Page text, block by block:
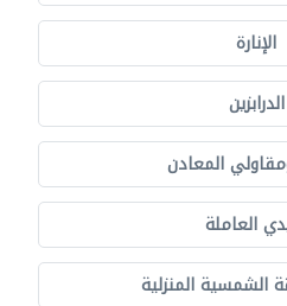
الإنارة
الدرابزين
المعادن
العاملة
الشمسية المنزلية